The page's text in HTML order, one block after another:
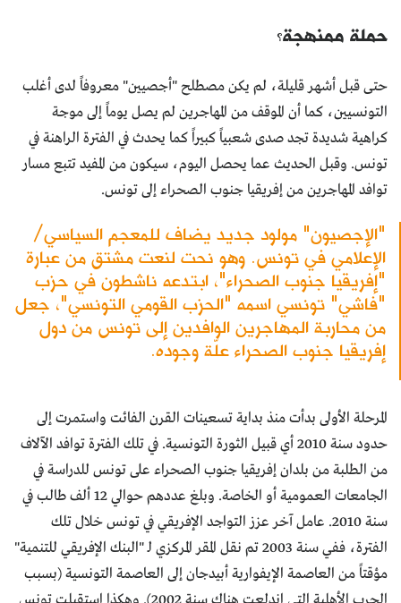
حملة ممنهجة؟
حتى قبل أشهر قليلة، لم يكن مصطلح "أجصيين" معروفاً لدى أغلب
التونسيين، كما أن الموقف من المهاجرين لم يصل يوماً إلى موجة
كراهية شديدة تجد صدى شعبياً كبيراً كما يحدث في الفترة الراهنة في
تونس. وقبل الحديث عما يحصل اليوم، سيكون من المفيد تتبع مسار
توافد المهاجرين من إفريقيا جنوب الصحراء إلى تونس.
"الإجصيون" مولود جديد يضاف للمعجم السياسي/
الإعلامي في تونس. وهو نحت لنعت مشتق من عبارة
"إفريقيا جنوب الصحراء"، ابتدعه ناشطون في حزب
"فاشي" تونسي اسمه "الحزب القومي التونسي"، جعل
من محاربة المهاجرين الوافدين إلى تونس من دول
إفريقيا جنوب الصحراء علّة وجوده.
المرحلة الأولى بدأت منذ بداية تسعينات القرن الفائت واستمرت إلى
حدود سنة 2010 أي قبيل الثورة التونسية. في تلك الفترة توافد الآلاف
من الطلبة من بلدان إفريقيا جنوب الصحراء على تونس للدراسة في
الجامعات العمومية أو الخاصة. وبلغ عددهم حوالي 12 ألف طالب في
سنة 2010. عامل آخر عزز التواجد الإفريقي في تونس خلال تلك
الفترة، ففي سنة 2003 تم نقل المقر المركزي لـ "البنك الإفريقي للتنمية"
مؤقتاً من العاصمة الإيفوارية أبيدجان إلى العاصمة التونسية (بسبب